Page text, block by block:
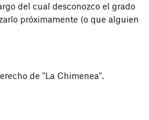
del cual desconozco el grado
próximamente (o que alguien
de "La Chimenea".